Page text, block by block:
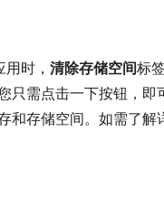
时， 清除存储空间标
只需点击一下按钮，即
和存储空间。如需了解